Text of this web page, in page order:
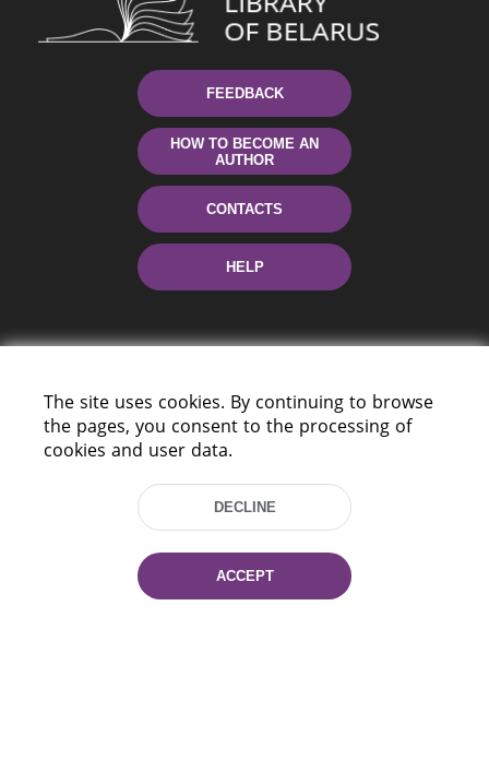
FEEDBACK
HOW TO BECOME AN
AUTHOR
CONTACTS
HELP
Tel.: (+375 17) 368 37 37
Fax: (+375 17) 368 97 06
E-mail: inbox@nlb.by
The site uses cookies. By continuing to browse
the pages, you consent to the processing of
cookies and user data.
DECLINE
ACCEPT